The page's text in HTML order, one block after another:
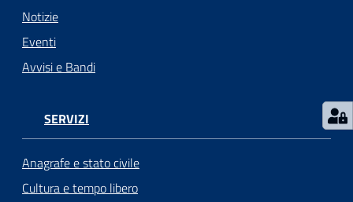
Notizie
Eventi
Avvisi e Bandi
SERVIZI
Anagrafe e stato civile
Cultura e tempo libero